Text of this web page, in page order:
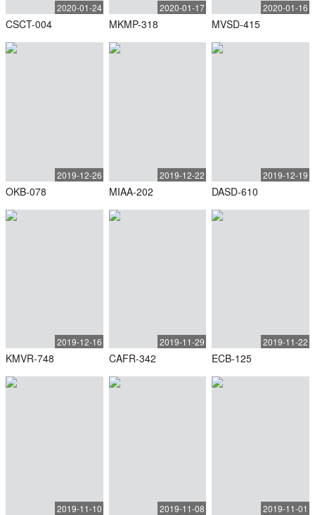
2020-01-24
CSCT-004
2020-01-17
MKMP-318
2020-01-16
MVSD-415
2019-12-26
OKB-078
2019-12-22
MIAA-202
2019-12-19
DASD-610
2019-12-16
KMVR-748
2019-11-29
CAFR-342
2019-11-22
ECB-125
2019-11-10 2019-11-08 2019-11-01